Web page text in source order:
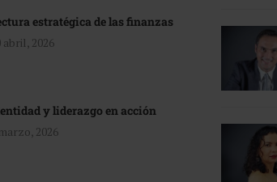
estratégica de las finanzas
abril, 2026
y liderazgo en acción
2026